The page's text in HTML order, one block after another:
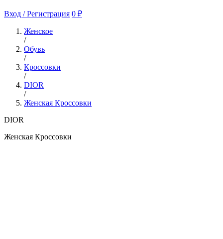
Вход / Регистрация 0 ₽
Женское
/
Обувь
/
Кроссовки
/
DIOR
/
Женская Кроссовки
DIOR
Женская Кроссовки